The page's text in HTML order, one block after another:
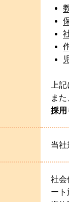
上
ま
採用
当
社
ート